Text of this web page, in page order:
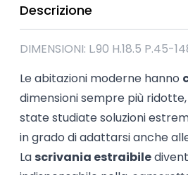
Descrizione
DIMENSIONI: L.90 H.18.5 P.45-
Le abitazioni moderne hanno
dimensioni sempre più
state studiate soluzioni
in grado di adattarsi anche
La scrivania estraibile